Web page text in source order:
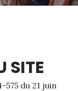
SITE
575 du 21 juin